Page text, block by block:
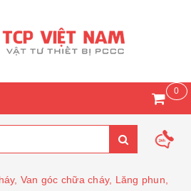
0
Van góc chữa cháy, Lăng phun,